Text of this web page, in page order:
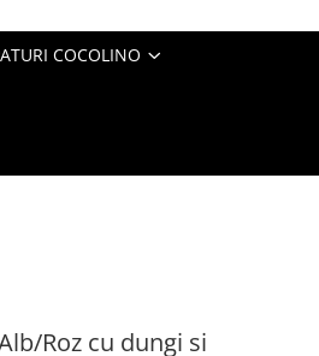
COCOLINO
Roz cu dungi si